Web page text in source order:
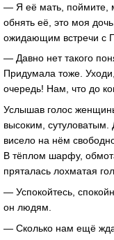
— Я её мать, поймите,
обнять её, это моя
ожидающим встречи с
— Давно нет такого
Придумала тоже.
очередь! Нам, что до
Услышав голос
высоким, сутуловатым.
висело на нём
В тёплом шарфу,
пряталась лохматая
— Успокойтесь,
он людям.
— Сколько нам ещё